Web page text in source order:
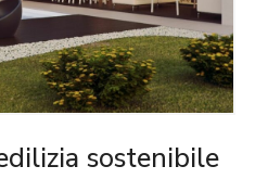
sostenibile